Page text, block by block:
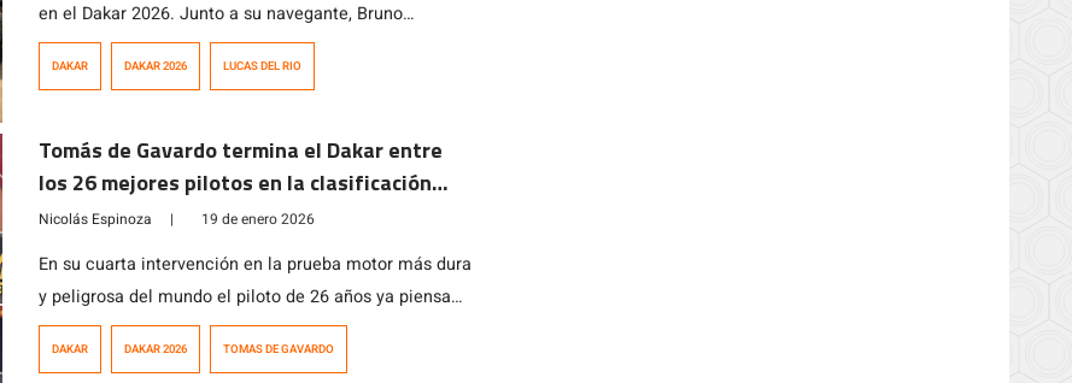
en el Dakar 2026. Junto a su navegante, Bruno
Jacomy, culminó en la cuarta posición a 77 segundos
DAKAR DAKAR 2026 LUCAS DEL RIO
Tomás de Gavardo termina el Dakar entre
los 26 mejores pilotos en la clasificación
general
Nicolás Espinoza | 19 de enero 2026
En su cuarta intervención en la prueba motor más dura
y peligrosa del mundo el piloto de 26 años ya piensa
en la próxima edición en Arabia Saudita.
DAKAR DAKAR 2026 TOMAS DE GAVARDO